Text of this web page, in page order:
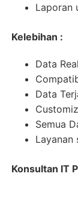
Laporan
Kelebihan :
Data
Data
Semua
Konsultan IT